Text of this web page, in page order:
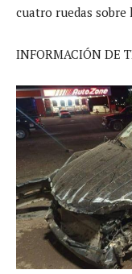
cuatro ruedas sobre
INFORMACIÓN DE